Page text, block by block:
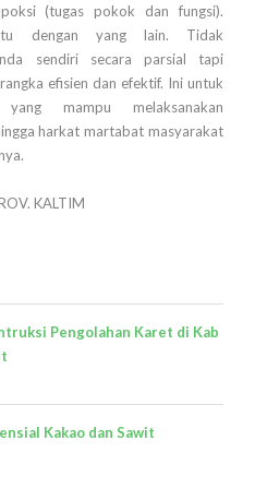
(tugas pokok dan fungsi).
dengan yang lain. Tidak
sendiri secara parsial tapi
efisien dan efektif. Ini untuk
yang mampu melaksanakan
harkat martabat masyarakat
KALTIM
Pengolahan Karet di Kab
Kakao dan Sawit